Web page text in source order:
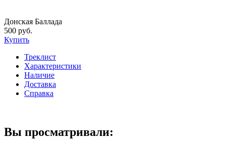
Донская Баллада
500 руб.
Купить
Треклист
Характеристики
Наличие
Доставка
Справка
Вы просматривали: